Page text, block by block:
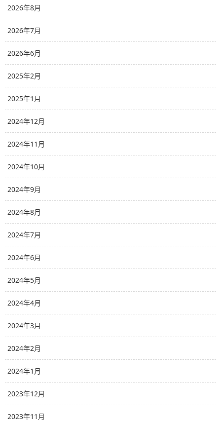
2026年8月
2026年7月
2026年6月
2025年2月
2025年1月
2024年12月
2024年11月
2024年10月
2024年9月
2024年8月
2024年7月
2024年6月
2024年5月
2024年4月
2024年3月
2024年2月
2024年1月
2023年12月
2023年11月